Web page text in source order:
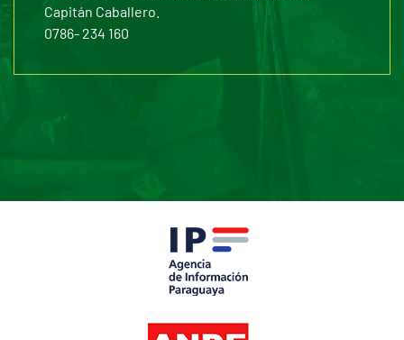
Capitán Caballero.
0786- 234 160